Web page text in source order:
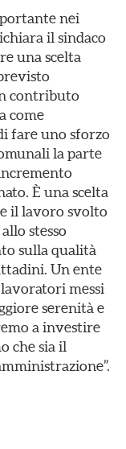
nei
il sindaco
una scelta
contributo
come
fare uno sforzo
la parte
È una scelta
il lavoro svolto
stesso
sulla qualità
Un ente
messi
serenità e
a investire
che sia il